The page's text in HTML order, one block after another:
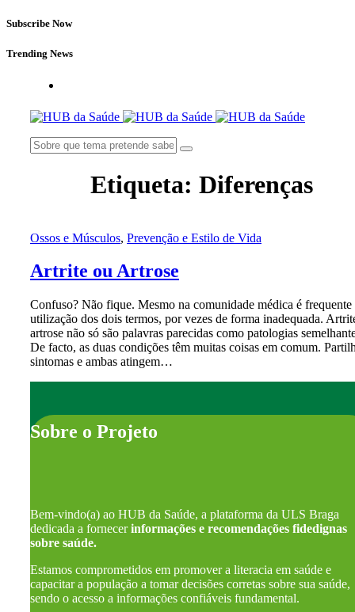
Subscribe Now
Trending News
Etiqueta: Diferenças
Ossos e Músculos, Prevenção e Estilo de Vida
Artrite ou Artrose
Confuso? Não fique. Mesmo na comunidade médica é frequente
utilização dos dois termos, por vezes de forma inadequada.
artrose não só são palavras parecidas como patologias
De facto, as duas condições têm muitas coisas em comum.
sintomas e ambas atingem…
Sobre o Projeto
Bem-vindo(a) ao HUB da Saúde, a plataforma da ULS Braga
dedicada a fornecerinformações e recomendações fidedignas
sobre saúde.
Estamos comprometidos em promover a literacia em saúde e
capacitar a população a tomar decisões corretas sobre sua saúde,
sendo o acesso a informações confiáveis fundamental.